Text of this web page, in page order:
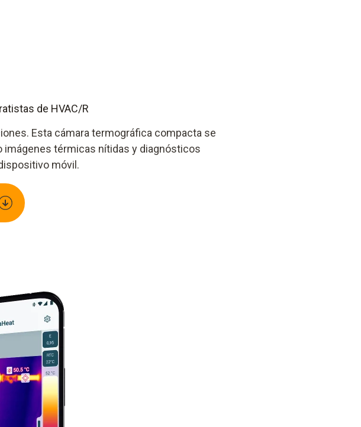
de HVAC/R
Esta cámara termográfica compacta se
térmicas nítidas y diagnósticos
móvil.